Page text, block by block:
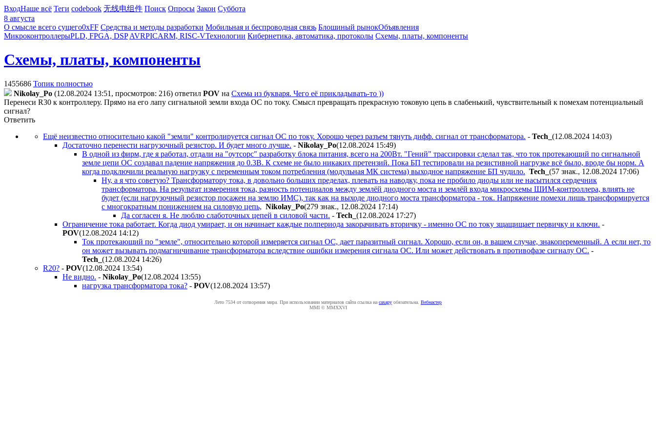
ВходНаше всё Теги codebook 无线电组件 Поиск Опросы Закон Суббота
8 августа
О смысле всего сущего0xFF Средства и методы разработки Мобильная и беспроводная связь Блошиный рынокОбъявления
МикроконтроллерыPLD, FPGA, DSP AVRPICARM, RISC-VТехнологии Кибернетика, автоматика, протоколы Схемы, платы, компоненты
Схемы, платы, компоненты
1455686 Топик полностью
Nikolay_Po (12.08.2024 13:51, просмотров: 216) ответил POV на Схема из букваря. Чего её прикладывать-то ))
Перенеси R30 к контроллеру. Прямо на его лапу сигнальной земли входа ОС по току. Смысл превращать прекрасную токовую цепь в слабенький, чувствительный к помехам потенциальный
сигнал?
Ответить
Ещё неизвестно относительно какой "земли" контролируется сигнал ОС по току. Хорошо через разъем тянуть дифф. сигнал от трансформатора. - Tech_ (12.08.2024 14:03)
Достаточно перенести нагрузочный резистор. И будет много лучше. - Nikolay_Po(12.08.2024 15:49)
В одной из фирм, где я работал, отдали на "оутсорс" разработку блока питания, всего на 200Вт. "Гений" трассировки сделал так, что ток протекающий по сигнальной
земле цепи ОС создавал падение напряжения до 0.3В. К схеме не было никаких претензий. Пока БП тестировали на резистивной нагрузке всё было, вроде бы норм. А
когда подключили реальную нагрузку с переменным током потребления (модульная МК система) выходное напряжение БП чудило. Tech_ (57 знак., 12.08.2024 17:06)
Ну, а я что советую? Трансформатору тока, в довольно больших пределах, плевать на наводку, пока не пробило диоды или не насытился сердечник
трансформатора. На результат измерения тока, разность потенциалов между землёй диодного моста и землёй входа микросхемы ШИМ-контроллера, влиять не
будет (если нагрузочный резистор посажен на землю ИМС), так как на выходе диодного моста трансформатора - ток. Напряжение помехи лишь трансформируется
с многократным понижением на силовую цепь, Nikolay_Po(279 знак., 12.08.2024 17:14)
Да согласен я. Не люблю слаботочных цепей в силовой части. - Tech_ (12.08.2024 17:27)
Ограничение тока работает. Когда диод умирает, и он начинает каждые полпериода закорачивать вторичку - именно ОС по току зщащищает первичку и ключи. -
POV(12.08.2024 14:12)
Ток протекающий по "земле", относительно которой измеряется сигнал ОС, дает паразитный сигнал. Хорошо, если он, в вашем случае, знакопеременный. А если нет, то
он может вызывать подмагничивание трансформатора вследствие ошибки измерения сигнала ОС. Или может действовать в противофазе сигналу ОС. -
Tech_ (12.08.2024 14:26)
R20? - POV(12.08.2024 13:54)
Не видно. - Nikolay_Po(12.08.2024 13:55)
нагрузка трансформатора тока? - POV(12.08.2024 13:57)
Лето 7534 от сотворения мира. При использовании материалов сайта ссылка на caxapу обязательна. Вебмастер
MMI © MMXXVI